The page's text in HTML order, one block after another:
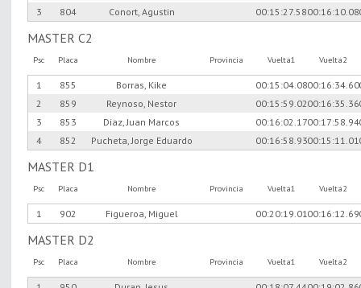
3
804 Conort, Agustin 00:15:27.5800:16:10.08
MASTER C2
Psc Placa Nombre Provincia Vuelta1 Vuelta2
1 855 Borras, Kike 00:15:04.0800:16:34.60
2
859 Reynoso, Nestor 00:15:59.0200:16:35.36
3
853 Diaz, Juan Marcos 00:16:02.1700:17:58.94
4
852 Pucheta, Jorge Eduardo 00:16:58.9300:15:11.01
MASTER D1
Psc Placa Nombre Provincia Vuelta1 Vuelta2
1 902 Figueroa, Miguel 00:20:19.0100:16:12.69
MASTER D2
Psc Placa Nombre Provincia Vuelta1 Vuelta2